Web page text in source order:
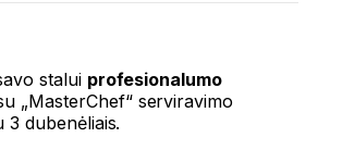
stalui profesionalumo
„MasterChef“ serviravimo
3 dubenėliais.